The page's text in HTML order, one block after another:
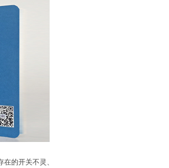
的开关不灵、